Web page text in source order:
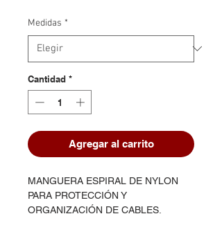
Medidas *
Cantidad *
Agregar al carrito
MANGUERA ESPIRAL DE NYLON
PARA PROTECCIÓN Y
ORGANIZACIÓN DE CABLES.